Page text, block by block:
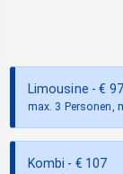
Limousine - € 97
max. 3 Personen,
Kombi - € 107